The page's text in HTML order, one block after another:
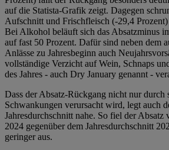
auf die Statista-Grafik zeigt. Dagegen
Aufschnitt und Frischfleisch (-29,4
Bei Alkohol beläuft sich das Absatzminus
auf fast 50 Prozent. Dafür sind neben dem
Anlässe zu Jahresbeginn auch
vollständige Verzicht auf Wein, Schnaps
des Jahres - auch Dry January genannt -
Dass der Absatz-Rückgang nicht nur durch
Schwankungen verursacht wird, legt auch
Jahresdurchschnitt nahe. So fiel der
2024 gegenüber dem Jahresdurchschnitt
geringer aus.